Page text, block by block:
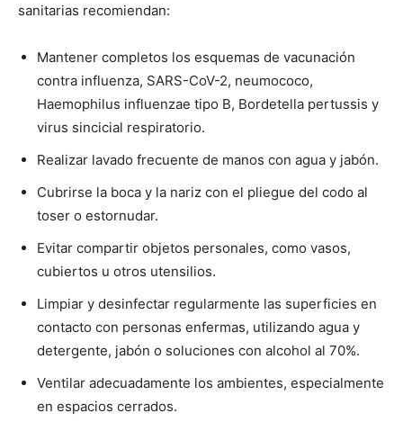
sanitarias recomiendan:
Mantener completos los esquemas de vacunación
contra influenza, SARS-CoV-2, neumococo,
Haemophilus influenzae tipo B, Bordetella pertussis y
virus sincicial respiratorio.
Realizar lavado frecuente de manos con agua y jabón.
Cubrirse la boca y la nariz con el pliegue del codo al
toser o estornudar.
Evitar compartir objetos personales, como vasos,
cubiertos u otros utensilios.
Limpiar y desinfectar regularmente las superficies en
contacto con personas enfermas, utilizando agua y
detergente, jabón o soluciones con alcohol al 70%.
Ventilar adecuadamente los ambientes, especialmente
en espacios cerrados.